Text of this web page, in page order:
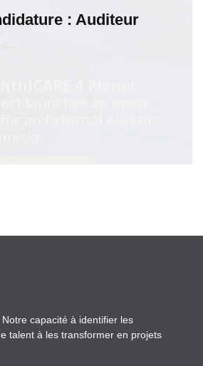
: Auditeur
Notre capacité à identifier les
talent à les transformer en projets